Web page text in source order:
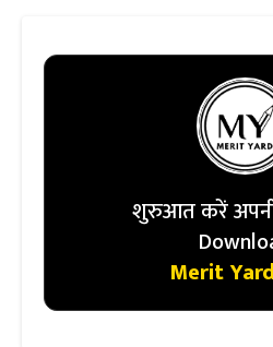
शुरुआत करें
Merit